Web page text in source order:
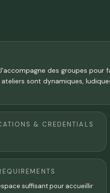
des groupes pour
sont dynamiques,
& CREDENTIALS
suffisant pour accueillir